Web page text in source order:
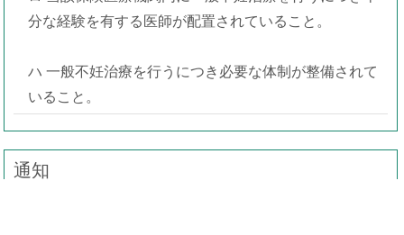
分な経験を有する医師が配置されていること。
ハ 一般不妊治療を行うにつき必要な体制が整備されて
いること。
通知